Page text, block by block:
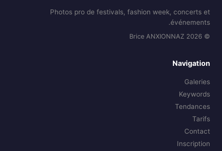
Photos pro de festivals, fashion week, concerts et
événements.
© 2026 Brice ANXIONNAZ
Navigation
Galeries
Keywords
Tendances
Tarifs
Contact
Inscription